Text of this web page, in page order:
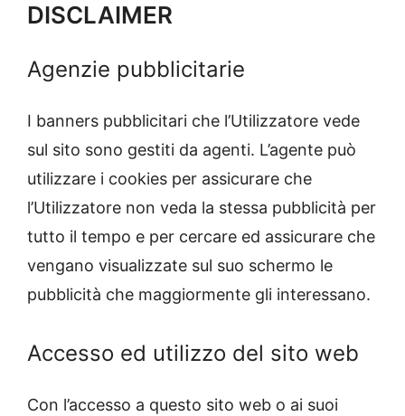
DISCLAIMER
Agenzie pubblicitarie
I banners pubblicitari che l’Utilizzatore vede
sul sito sono gestiti da agenti. L’agente può
utilizzare i cookies per assicurare che
l’Utilizzatore non veda la stessa pubblicità per
tutto il tempo e per cercare ed assicurare che
vengano visualizzate sul suo schermo le
pubblicità che maggiormente gli interessano.
Accesso ed utilizzo del sito web
Con l’accesso a questo sito web o ai suoi